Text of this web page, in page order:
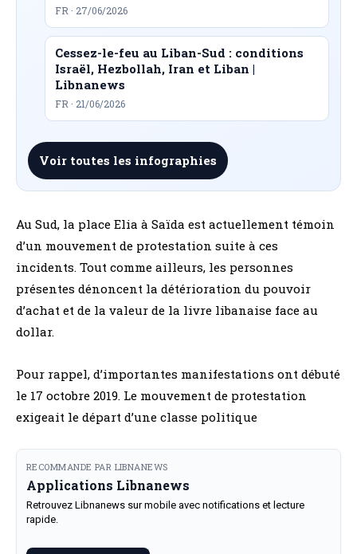
FR · 27/06/2026
Cessez-le-feu au Liban-Sud : conditions
Israël, Hezbollah, Iran et Liban |
Libnanews
FR · 21/06/2026
Voir toutes les infographies
Au Sud, la place Elia à Saïda est actuellement témoin
d’un mouvement de protestation suite à ces
incidents. Tout comme ailleurs, les personnes
présentes dénoncent la détérioration du pouvoir
d’achat et de la valeur de la livre libanaise face au
dollar.
Pour rappel, d’importantes manifestations ont débuté
le 17 octobre 2019. Le mouvement de protestation
exigeait le départ d’une classe politique
RECOMMANDE PAR LIBNANEWS
Applications Libnanews
Retrouvez Libnanews sur mobile avec notifications et lecture
rapide.